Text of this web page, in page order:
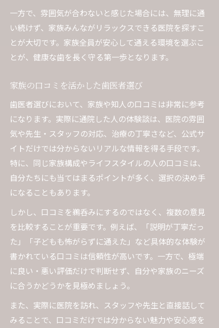
一方で、雰囲気が合わないと感じた場合には、無理に通
い続けず、家族みんながリラックスできる医院を探すこ
とが大切です。家族全員が安心して通える環境を選ぶこ
とが、健康な歯を長く守る第一歩となります。
家族の口コミを活かした歯医者選び
歯医者選びにおいて、家族や知人の口コミは非常に参考
になります。実際に通院した人の体験談は、医院の雰囲
気や先生・スタッフの対応、治療の丁寧さなど、公式サ
イトだけでは分からないリアルな情報を得る手段です。
特に、同じ家族構成やライフスタイルの人の口コミは、
自分たちにも当てはまるポイントが多く、選択の決め手
になることもあります。
しかし、口コミを鵜呑みにするのではなく、複数の意見
を比較することが重要です。例えば、「説明が丁寧だっ
た」「子どもも怖がらずに通えた」など具体的な体験が
書かれている口コミは信頼性が高いです。一方で、極端
に良い・悪い評価だけで判断せず、自分や家族のニーズ
に合うかどうかを見極めましょう。
また、実際に医院を訪れ、スタッフや先生と直接話して
みることで、口コミだけでは分からない魅力や安心感を